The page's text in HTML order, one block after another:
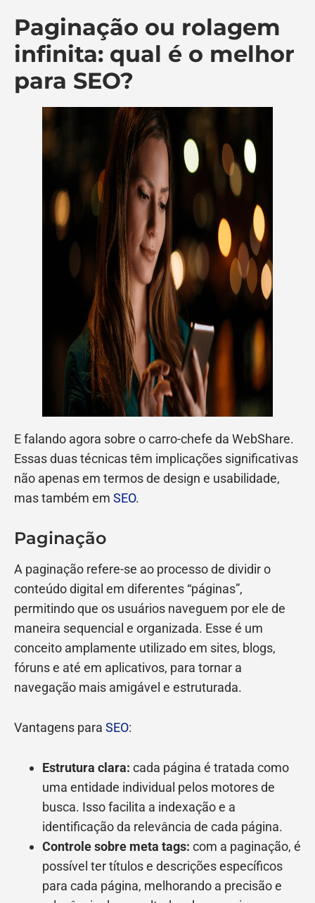
Paginação ou rolagem
infinita: qual é o melhor
para SEO?
E falando agora sobre o carro-chefe da WebShare.
Essas duas técnicas têm implicações significativas
não apenas em termos de design e usabilidade,
mas também em SEO.
Paginação
A paginação refere-se ao processo de dividir o
conteúdo digital em diferentes “páginas”,
permitindo que os usuários naveguem por ele de
maneira sequencial e organizada. Esse é um
conceito amplamente utilizado em sites, blogs,
fóruns e até em aplicativos, para tornar a
navegação mais amigável e estruturada.
Vantagens para SEO:
Estrutura clara: cada página é tratada como
uma entidade individual pelos motores de
busca. Isso facilita a indexação e a
identificação da relevância de cada página.
Controle sobre meta tags: com a paginação, é
possível ter títulos e descrições específicos
para cada página, melhorando a precisão e